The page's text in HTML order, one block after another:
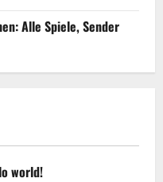
Alle Spiele, Sender
world!